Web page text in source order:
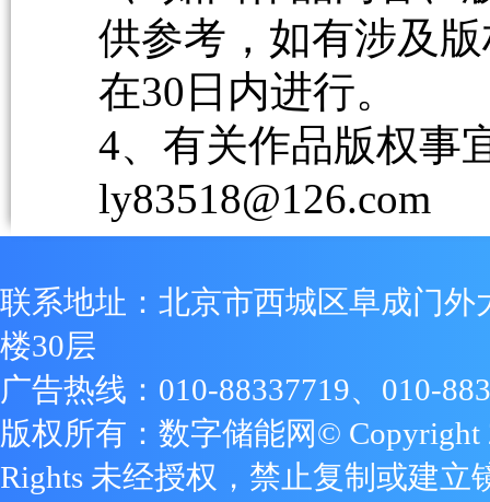
供参考，如有涉及
在30日内进行。
4、有关作品版权事
ly83518@126.com
联系地址：北京市西城区阜成门外
楼30层
广告热线：010-88337719、010-
版权所有：数字储能网© Copyright
Rights 未经授权，禁止复制或建立